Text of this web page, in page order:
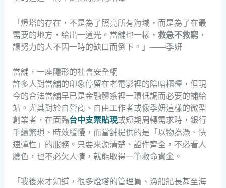
「燈塔的存在，不是為了照亮所有海域，而是為了在最
需要的地方，給出一道光。當舖也一樣， 救急不救窮，
讓努力的人不因一時的缺口而倒下。」——季妍
當舖，一座隱形的社會安全網
許多人對當舖的印象停留在老電影裡的陰暗櫃檯，但現
今的合法當舖早已是金融體系裡一環低調而必要的補給
站。尤其對於自營商、自由工作者或像季妍這樣的微型
創業者，在面臨台中支票貼現或短期周轉需求時，銀行
手續繁瑣、時效緩慢，而當舖提供的是「以物為憑、快
速彈性」的服務。只要來源清楚、證件齊全，不必看人
臉色，也不必欠人情，就能取得一筆救命資金。
「我後來才知道，很多燈塔的管理員、漁船船長甚至海